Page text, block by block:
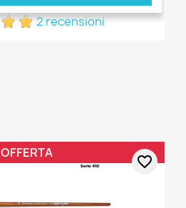
2 recensioni
OFFERTA
favorite_border